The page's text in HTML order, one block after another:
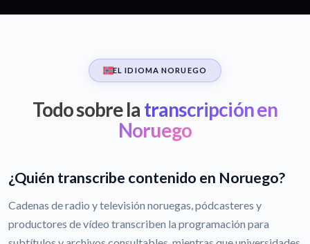
EL IDIOMA NORUEGO
Todo sobre la transcripción en
Noruego
¿Quién transcribe contenido en Noruego?
Cadenas de radio y televisión noruegas, pódcasteres y
productores de vídeo transcriben la programación para